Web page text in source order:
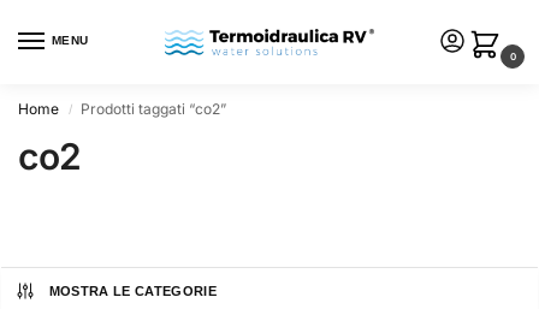
MENU
0
Home / Prodotti taggati “co2”
co2
MOSTRA LE CATEGORIE